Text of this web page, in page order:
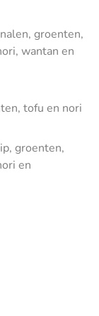
groenten,
wantan en
tofu en nori
groenten,
en